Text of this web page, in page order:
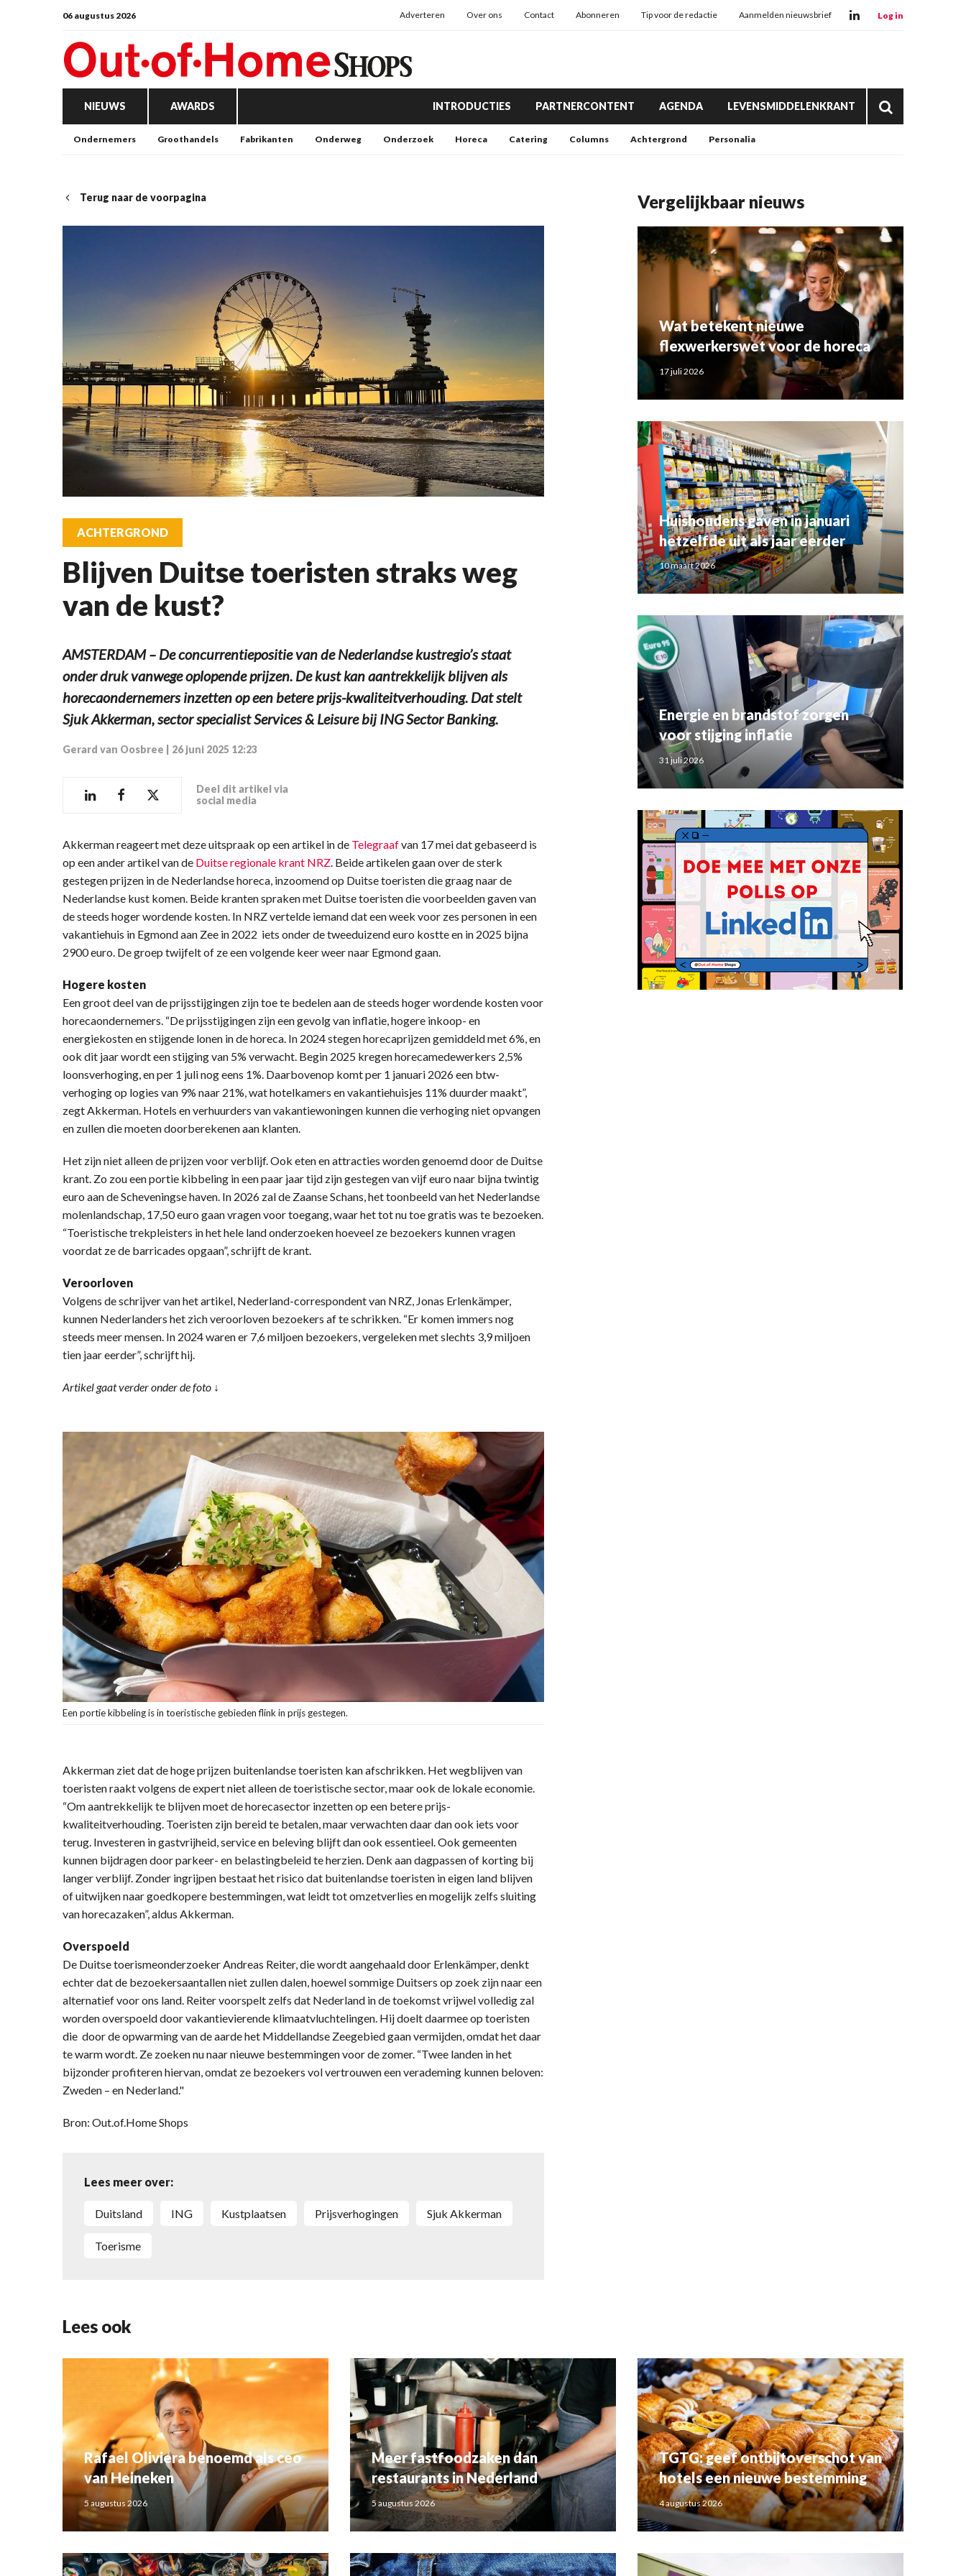
06 augustus 2026 Adverteren Over ons Contact Abonneren Tip voor de redactie Aanmelden nieuwsbrief Log in
NIEUWS AWARDS INTRODUCTIES PARTNERCONTENT AGENDA LEVENSMIDDELENKRANT
Ondernemers Groothandels Fabrikanten Onderweg Onderzoek Horeca Catering Columns Achtergrond Personalia
Terug naar de voorpagina
ACHTERGROND
Blijven Duitse toeristen straks weg
van de kust?
AMSTERDAM – De concurrentiepositie van de Nederlandse kustregio’s staat
onder druk vanwege oplopende prijzen. De kust kan aantrekkelijk blijven als
horecaondernemers inzetten op een betere prijs-kwaliteitverhouding. Dat stelt
Sjuk Akkerman, sector specialist Services & Leisure bij ING Sector Banking.
Gerard van Oosbree 26 juni 2025 12:23
Deel dit artikel via
social media
Akkerman reageert met deze uitspraak op een artikel in de Telegraafvan 17 mei dat gebaseerd is
op een ander artikel van de Duitse regionale krant NRZ. Beide artikelen gaan over de sterk
gestegen prijzen in de Nederlandse horeca, inzoomend op Duitse toeristen die graag naar de
Nederlandse kust komen. Beide kranten spraken met Duitse toeristen die voorbeelden gaven van
de steeds hoger wordende kosten. In NRZ vertelde iemand dat een week voor zes personen in een
vakantiehuis in Egmond aan Zee in 2022 iets onder de tweeduizend euro kostte en in 2025 bijna
2900 euro. De groep twijfelt of ze een volgende keer weer naar Egmond gaan.
Hogere kosten
Een groot deel van de prijsstijgingen zijn toe te bedelen aan de steeds hoger wordende kosten voor
horecaondernemers. “De prijsstijgingen zijn een gevolg van inflatie, hogere inkoop- en
energiekosten en stijgende lonen in de horeca. In 2024 stegen horecaprijzen gemiddeld met 6%, en
ook dit jaar wordt een stijging van 5% verwacht. Begin 2025 kregen horecamedewerkers 2,5%
loonsverhoging, en per 1 juli nog eens 1%. Daarbovenop komt per 1 januari 2026 een btw-
verhoging op logies van 9% naar 21%, wat hotelkamers en vakantiehuisjes 11% duurder maakt”,
zegt Akkerman. Hotels en verhuurders van vakantiewoningen kunnen die verhoging niet opvangen
en zullen die moeten doorberekenen aan klanten.
Het zijn niet alleen de prijzen voor verblijf. Ook eten en attracties worden genoemd door de Duitse
krant. Zo zou een portie kibbeling in een paar jaar tijd zijn gestegen van vijf euro naar bijna twintig
euro aan de Scheveningse haven. In 2026 zal de Zaanse Schans, het toonbeeld van het Nederlandse
molenlandschap, 17,50 euro gaan vragen voor toegang, waar het tot nu toe gratis was te bezoeken.
“Toeristische trekpleisters in het hele land onderzoeken hoeveel ze bezoekers kunnen vragen
voordat ze de barricades opgaan”, schrijft de krant.
Veroorloven
Volgens de schrijver van het artikel, Nederland-correspondent van NRZ, Jonas Erlenkämper,
kunnen Nederlanders het zich veroorloven bezoekers af te schrikken. “Er komen immers nog
steeds meer mensen. In 2024 waren er 7,6 miljoen bezoekers, vergeleken met slechts 3,9 miljoen
tien jaar eerder”, schrijft hij.
Artikel gaat verder onder de foto ↓
Een portie kibbeling is in toeristische gebieden flink in prijs gestegen.
Akkerman ziet dat de hoge prijzen buitenlandse toeristen kan afschrikken. Het wegblijven van
toeristen raakt volgens de expert niet alleen de toeristische sector, maar ook de lokale economie.
“Om aantrekkelijk te blijven moet de horecasector inzetten op een betere prijs-
kwaliteitverhouding. Toeristen zijn bereid te betalen, maar verwachten daar dan ook iets voor
terug. Investeren in gastvrijheid, service en beleving blijft dan ook essentieel. Ook gemeenten
kunnen bijdragen door parkeer- en belastingbeleid te herzien. Denk aan dagpassen of korting bij
langer verblijf. Zonder ingrijpen bestaat het risico dat buitenlandse toeristen in eigen land blijven
of uitwijken naar goedkopere bestemmingen, wat leidt tot omzetverlies en mogelijk zelfs sluiting
van horecazaken”, aldus Akkerman.
Overspoeld
De Duitse toerismeonderzoeker Andreas Reiter, die wordt aangehaald door Erlenkämper, denkt
echter dat de bezoekersaantallen niet zullen dalen, hoewel sommige Duitsers op zoek zijn naar een
alternatief voor ons land. Reiter voorspelt zelfs dat Nederland in de toekomst vrijwel volledig zal
worden overspoeld door vakantievierende klimaatvluchtelingen. Hij doelt daarmee op toeristen
die door de opwarming van de aarde het Middellandse Zeegebied gaan vermijden, omdat het daar
te warm wordt. Ze zoeken nu naar nieuwe bestemmingen voor de zomer. “Twee landen in het
bijzonder profiteren hiervan, omdat ze bezoekers vol vertrouwen een verademing kunnen beloven:
Zweden – en Nederland."
Bron: Out.of.Home Shops
Lees meer over:
Duitsland ING kustplaatsen prijsverhogingen Sjuk Akkerman
toerisme
Vergelijkbaar nieuws
Wat betekent nieuwe
flexwerkerswet voor de horeca
17 juli 2026
Huishoudens gaven in januari
hetzelfde uit als jaar eerder
10 maart 2026
Energie en brandstof zorgen
voor stijging inflatie
31 juli 2026
Lees ook
Rafael Oliviera benoemd als ceo
van Heineken
5 augustus 2026
Meer fastfoodzaken dan
restaurants in Nederland
5 augustus 2026
TGTG: geef ontbijtoverschot van
hotels een nieuwe bestemming
4 augustus 2026